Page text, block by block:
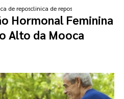
hormonal
de reposicao hormonal progesterona
clinica de reposicao hormonal
Hormonal Feminina
Alto da Mooca